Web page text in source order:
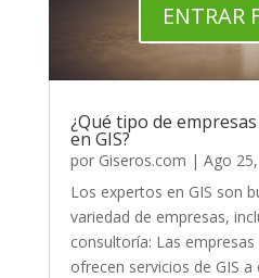
ENTRAR
¿Qué tipo de
en GIS?
por Giseros.com | Ago
Los expertos en GIS son
variedad de empresas,
consultoría: Las
ofrecen servicios de GIS